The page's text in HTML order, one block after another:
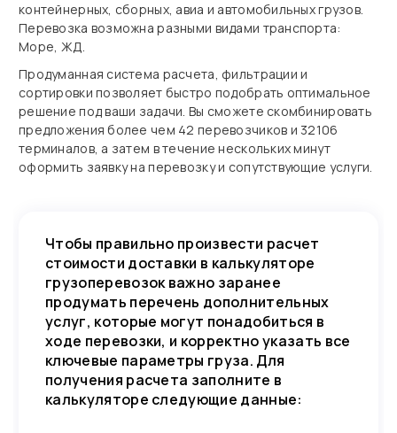
контейнерных, сборных, авиа и автомобильных грузов.
Перевозка возможна разными видами транспорта:
Море, ЖД.
Продуманная система расчета, фильтрации и
сортировки позволяет быстро подобрать оптимальное
решение под ваши задачи. Вы сможете скомбинировать
предложения более чем 42 перевозчиков и 32106
терминалов, а затем в течение нескольких минут
оформить заявку на перевозку и сопутствующие услуги.
Чтобы правильно произвести расчет
стоимости доставки в калькуляторе
грузоперевозок важно заранее
продумать перечень дополнительных
услуг, которые могут понадобиться в
ходе перевозки, и корректно указать все
ключевые параметры груза. Для
получения расчета заполните в
калькуляторе следующие данные: